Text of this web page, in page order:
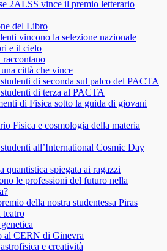
2ALSS vince il premio letterario
del Libro
vincono la selezione nazionale
e il cielo
raccontano
città che vince
di seconda sul palco del PACTA
di terza al PACTA
di Fisica sotto la guida di giovani
Fisica e cosmologia della materia
all’International Cosmic Day
quantistica spiegata ai ragazzi
le professioni del futuro nella
della nostra studentessa Piras
teatro
al CERN di Ginevra
e creatività